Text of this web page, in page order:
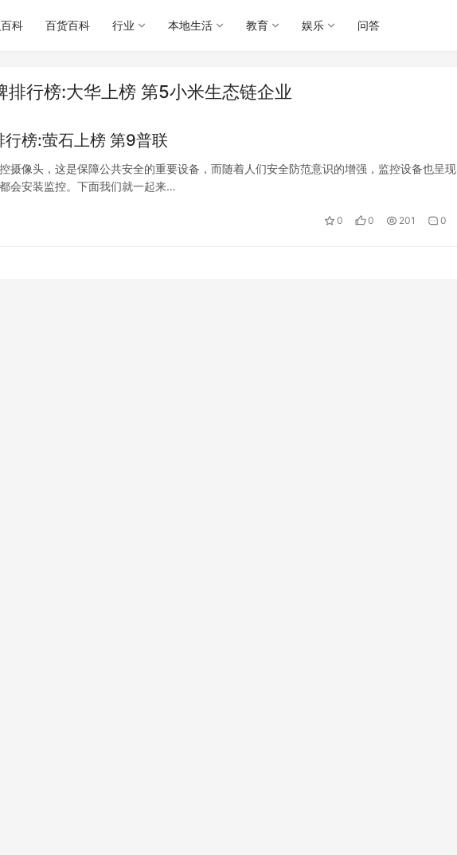
科 百货百科 行业 本地生活 教育 娱乐 问答
行榜:大华上榜 第5小米生态链企业
榜:萤石上榜 第9普联
摄像头，这是保障公共安全的重要设备，而随着人们安全防范意识的增强，监控设备也呈现
会安装监控。下面我们就一起来…
0 0 201 0